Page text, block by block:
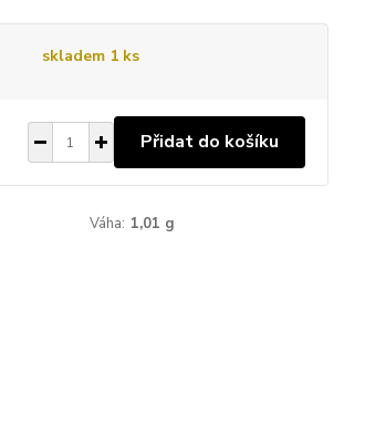
skladem 1 ks
Přidat do košíku
Váha: 1,01 g